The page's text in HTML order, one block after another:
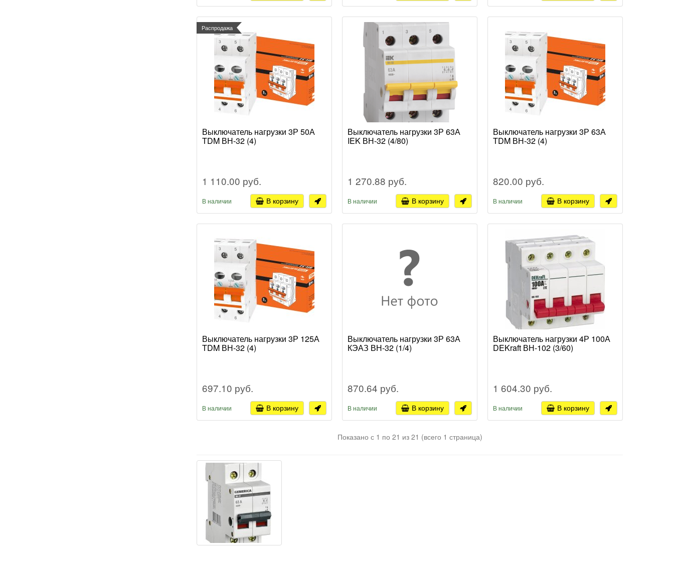
Распродажа
Выключатель нагрузки 3Р 50А
TDM ВН-32 (4)
1 110.00 руб.
В наличии В корзину
Выключатель нагрузки 3Р 63А
IEK ВН-32 (4/80)
1 270.88 руб.
В наличии В корзину
Выключатель нагрузки 3Р 63А
TDM ВН-32 (4)
820.00 руб.
В наличии В корзину
Выключатель нагрузки 3Р 125А
TDM ВН-32 (4)
697.10 руб.
В наличии В корзину
Выключатель нагрузки 3Р 63А
КЭАЗ ВН-32 (1/4)
870.64 руб.
В наличии В корзину
Выключатель нагрузки 4Р 100А
DEKraft ВН-102 (3/60)
1 604.30 руб.
В наличии В корзину
Показано с 1 по 21 из 21 (всего 1 страница)